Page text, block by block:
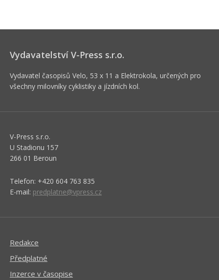
Vydavatelství V-Press s.r.o.
Vydavatel časopisů Velo, 53 x 11 a Elektrokola, určených pro
všechny milovníky cyklistiky a jízdních kol.
V-Press s.r.o.
U Stadionu 157
266 01 Beroun
Telefon: +420 604 763 835
E-mail: predplatne@vpress.cz
Redakce
Předplatné
Inzerce v časopise